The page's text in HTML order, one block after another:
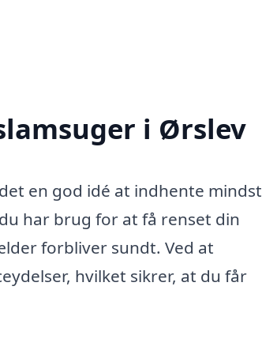
i Ørslev
en god idé at indhente mindst
har brug for at få renset din
forbliver sundt. Ved at
hvilket sikrer, at du får